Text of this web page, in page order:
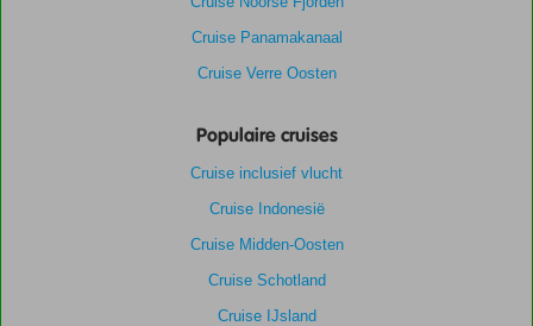
Cruise Panamakanaal
Cruise Verre Oosten
Populaire cruises
Cruise inclusief vlucht
Cruise Indonesië
Cruise Midden-Oosten
Cruise Schotland
Cruise IJsland